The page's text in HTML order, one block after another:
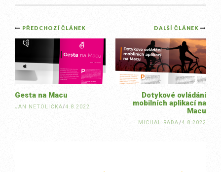
Post
navigation
DALŠÍ ČLÁNEK
Dotykové ovládání
mobilních aplikací na
Macu
MICHAL RADA/4.8.2022
PŘEDCHOZÍ ČLÁNEK
Gesta na Macu
JAN NETOLIČKA/4.8.2022